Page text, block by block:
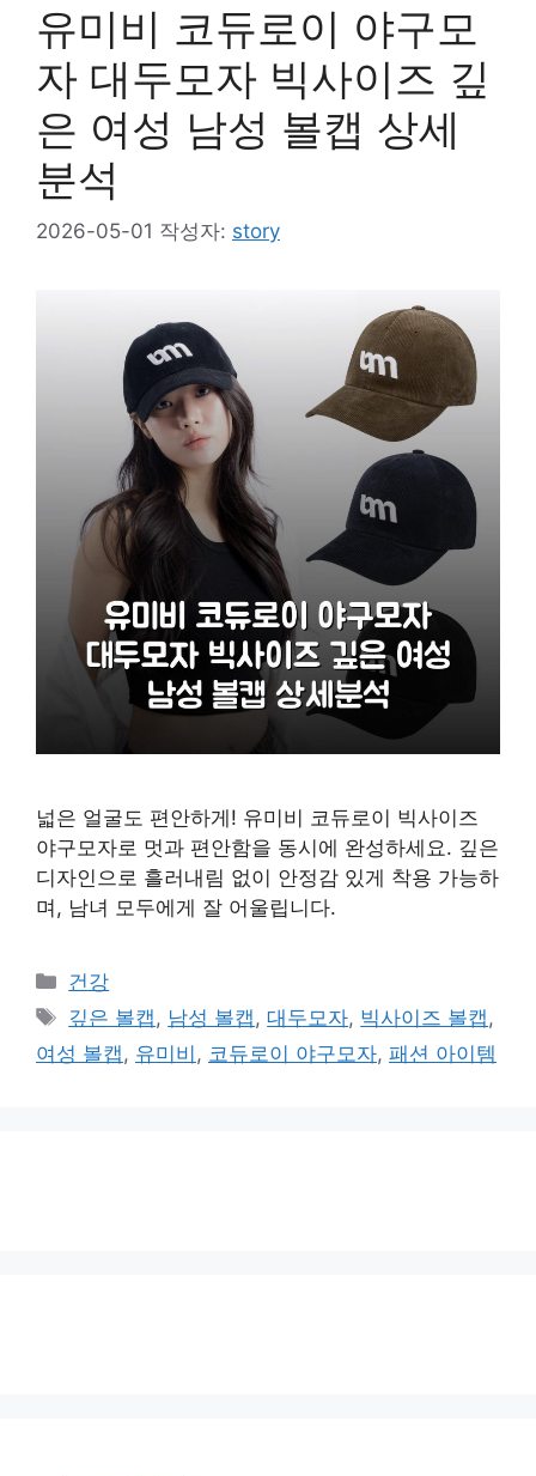
유미비 코듀로이 야구모
자 대두모자 빅사이즈 깊
은 여성 남성 볼캡 상세
분석
2026-05-01 작성자: story
넓은 얼굴도 편안하게! 유미비 코듀로이 빅사이즈
야구모자로 멋과 편안함을 동시에 완성하세요. 깊은
디자인으로 흘러내림 없이 안정감 있게 착용 가능하
며, 남녀 모두에게 잘 어울립니다.
카
테
리
건강
태
그
깊은 볼캡, 남성 볼캡,대두모자, 빅사이즈 볼캡,
여성 볼캡, 유미비 , 코듀로이 야구모자, 패션 아이템